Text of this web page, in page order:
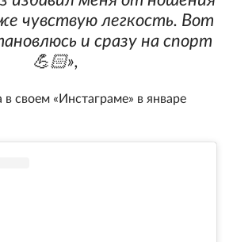
чувствую легкость. Вот
и сразу на спорт
💪🏻»,
в своем «Инстаграме» в январе